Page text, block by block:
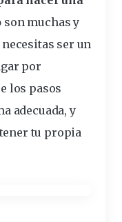
son muchas y
necesitas ser un
por
los pasos
adecuada, y
tu propia